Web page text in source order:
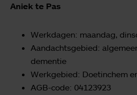
Aniek te Pas
Werkdagen: maandag,
Aandachtsgebied:
dementie
Werkgebied: Doetinchem
AGB-code: 04123923